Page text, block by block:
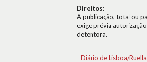
Direitos:
A publicação, total ou
exige prévia
detentora.
Diário de Lisboa/